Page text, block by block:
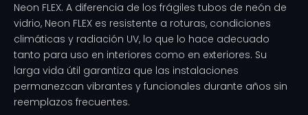
Neon FLEX. A diferencia de los frágiles tubos de neón de
vidrio, Neon FLEX es resistente a roturas, condiciones
climáticas y radiación UV, lo que lo hace adecuado
tanto para uso en interiores como en exteriores. Su
larga vida útil garantiza que las instalaciones
permanezcan vibrantes y funcionales durante años sin
reemplazos frecuentes.